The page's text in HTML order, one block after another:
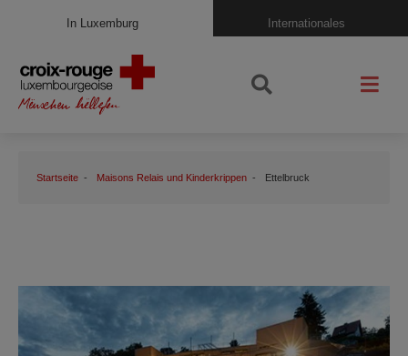
In Luxemburg Internationales
Startseite Maisons Relais und Kinderkrippen Ettelbruck